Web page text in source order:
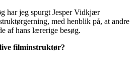
har jeg spurgt Jesper Vidkjær
med henblik på, at andre
af hans lærerige besøg.
filminstruktør?